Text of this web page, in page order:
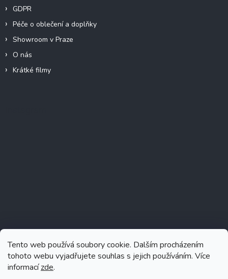
Tento web používá soubory cookie. Dalším procházením
tohoto webu vyjadřujete souhlas s jejich používáním. Více
informacízde.
GDPR
Péče o oblečení a doplňky
Showroom v Praze
O nás
Krátké filmy